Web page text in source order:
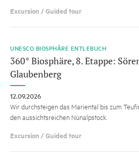
Excursion / Guided tour
UNESCO BIOSPHÄRE ENTLEBUCH
360° Biosphäre, 8. Etappe:
Glaubenberg
12.09.2026
Wir durchsteigen das Mariental bis zum
den aussichtsreichen Nünalpstock.
Excursion / Guided tour